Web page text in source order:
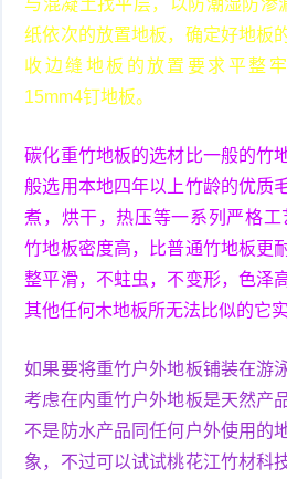
纸依次的放置地板，确定好地板
收边缝地板的放置要求平整
15mm4钉地板。
碳化重竹地板的选材比一般的竹
般选用本地四年以上竹龄的优质
煮，烘干，热压等一系列严格
竹地板密度高，比普通竹地板更
整平滑，不蛀虫，不变形，色泽
其他任何木地板所无法比似的它
如果要将重竹户外地板铺装在游
考虑在内重竹户外地板是天然产
不是防水产品同任何户外使用的
象，不过可以试试桃花江竹材科